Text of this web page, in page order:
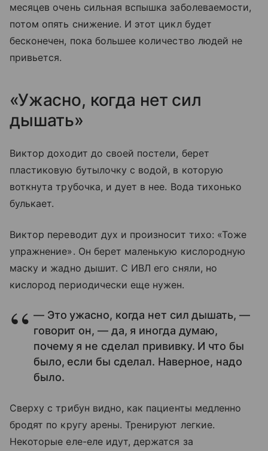
месяцев очень сильная вспышка заболеваемости,
потом опять снижение. И этот цикл будет
бесконечен, пока большее количество людей не
привьется.
«Ужасно, когда нет сил
дышать»
Виктор доходит до своей постели, берет
пластиковую бутылочку с водой, в которую
воткнута трубочка, и дует в нее. Вода тихонько
булькает.
Виктор переводит дух и произносит тихо: «Тоже
упражнение». Он берет маленькую кислородную
маску и жадно дышит. С ИВЛ его сняли, но
кислород периодически еще нужен.
— Это ужасно, когда нет сил дышать, —
говорит он, — да, я иногда думаю,
почему я не сделал прививку. И что бы
было, если бы сделал. Наверное, надо
было.
Сверху с трибун видно, как пациенты медленно
бродят по кругу арены. Тренируют легкие.
Некоторые еле-еле идут, держатся за